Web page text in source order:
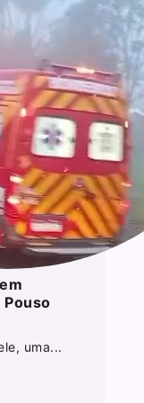
uma...